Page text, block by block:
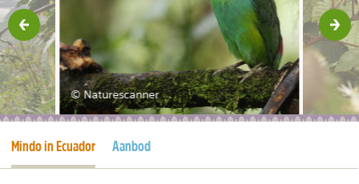
Activiteiten
Natuurparken
Dieren
Nieuwsbrief
© Naturescanner
Huidige pagina
Mindo in Ecuador Aanbod